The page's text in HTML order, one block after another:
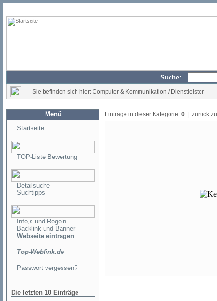
Suche:
Sie befinden sich hier: Computer & Kommunikation / Dienstleister
Menü
Startseite
TOP-Liste Bewertung
Detailsuche
Suchtipps
Info,s und Regeln
Backlink und Banner
Webseite eintragen
Top-Weblink.de
Passwort vergessen?
Die letzten 10 Einträge
Einträge in dieser Kategorie: 0 | zurück